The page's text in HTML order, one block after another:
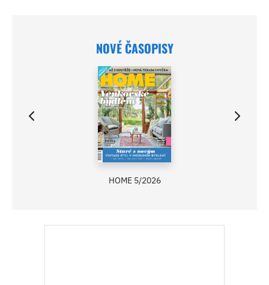
NOVÉ ČASOPISY
HOME 5/2026